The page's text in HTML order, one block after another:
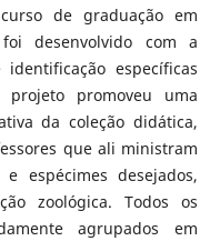
de graduação em
desenvolvido com a
específicas
projeto promoveu uma
da coleção didática,
que ali ministram
espécimes desejados,
zoológica. Todos os
agrupados em